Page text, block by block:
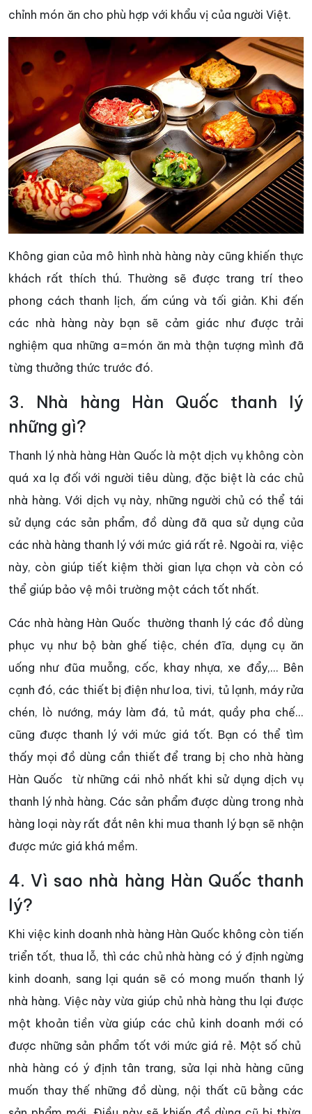
chỉnh món ăn cho phù hợp với khẩu vị của người Việt.
Không gian của mô hình nhà hàng này cũng khiến thực
khách rất thích thú. Thường sẽ được trang trí theo
phong cách thanh lịch, ấm cúng và tối giản. Khi đến
các nhà hàng này bạn sẽ cảm giác như được trải
nghiệm qua những a=món ăn mà thận tượng mình đã
từng thưởng thức trước đó.
3. Nhà hàng Hàn Quốc thanh lý
những gì?
Thanh lý nhà hàng Hàn Quốc là một dịch vụ không còn
quá xa lạ đối với người tiêu dùng, đặc biệt là các chủ
nhà hàng. Với dịch vụ này, những người chủ có thể tái
sử dụng các sản phẩm, đồ dùng đã qua sử dụng của
các nhà hàng thanh lý với mức giá rất rẻ. Ngoài ra, việc
này, còn giúp tiết kiệm thời gian lựa chọn và còn có
thể giúp bảo vệ môi trường một cách tốt nhất.
Các nhà hàng Hàn Quốc thường thanh lý các đồ dùng
phục vụ như bộ bàn ghế tiệc, chén đĩa, dụng cụ ăn
uống như đũa muỗng, cốc, khay nhựa, xe đẩy,... Bên
cạnh đó, các thiết bị điện như loa, tivi, tủ lạnh, máy rửa
chén, lò nướng, máy làm đá, tủ mát, quầy pha chế...
cũng được thanh lý với mức giá tốt. Bạn có thể tìm
thấy mọi đồ dùng cần thiết để trang bị cho nhà hàng
Hàn Quốc từ những cái nhỏ nhất khi sử dụng dịch vụ
thanh lý nhà hàng. Các sản phẩm được dùng trong nhà
hàng loại này rất đắt nên khi mua thanh lý bạn sẽ nhận
được mức giá khá mềm.
4. Vì sao nhà hàng Hàn Quốc thanh
lý?
Khi việc kinh doanh nhà hàng Hàn Quốc không còn tiến
triển tốt, thua lỗ, thì các chủ nhà hàng có ý định ngừng
kinh doanh, sang lại quán sẽ có mong muốn thanh lý
nhà hàng. Việc này vừa giúp chủ nhà hàng thu lại được
một khoản tiền vừa giúp các chủ kinh doanh mới có
được những sản phẩm tốt với mức giá rẻ. Một số chủ
nhà hàng có ý định tân trang, sửa lại nhà hàng cũng
muốn thay thế những đồ dùng, nội thất cũ bằng các